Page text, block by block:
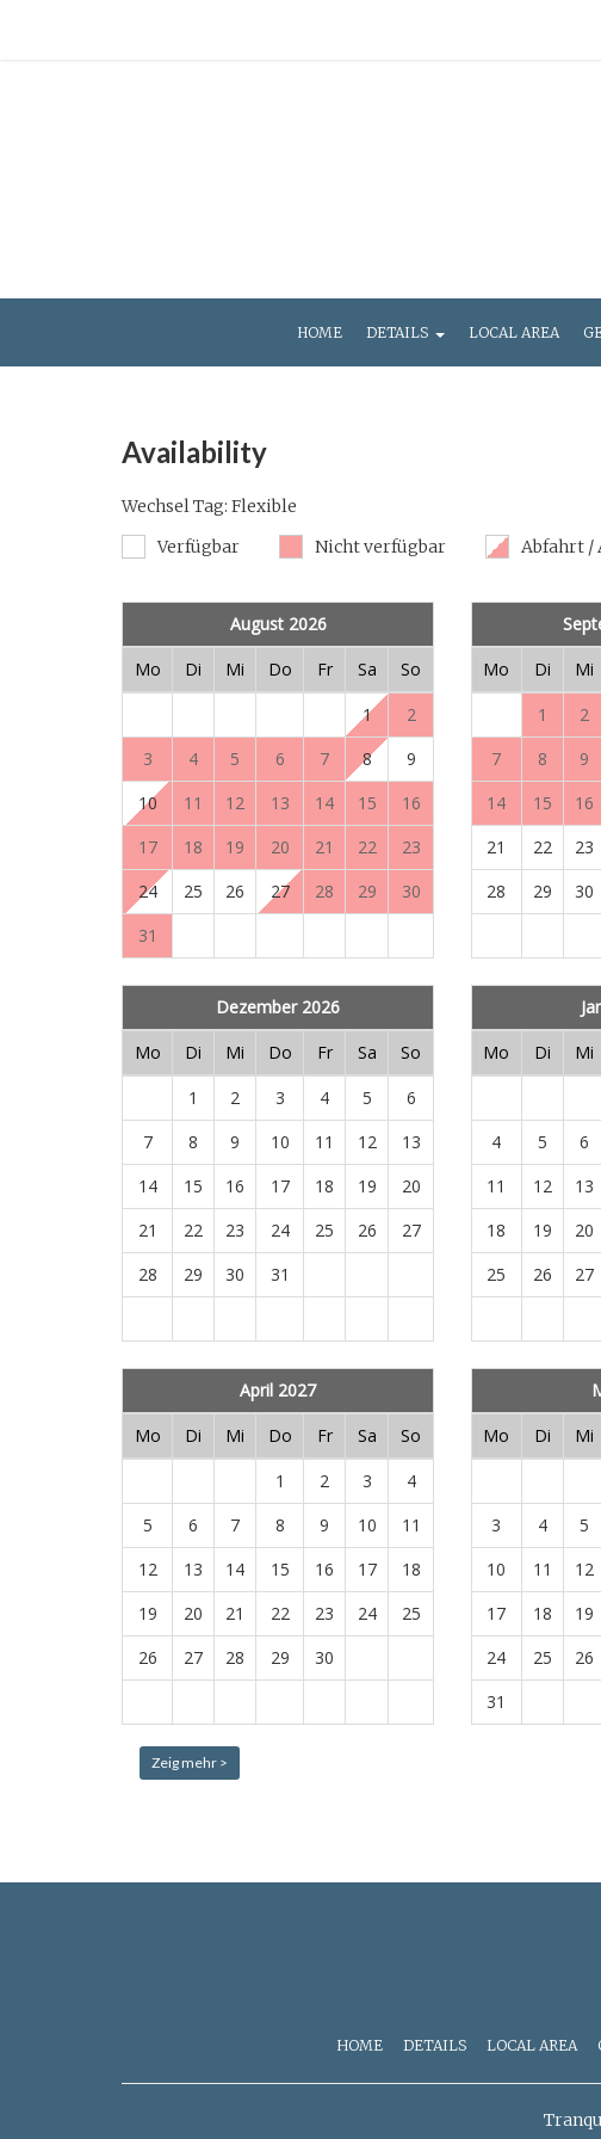
HOME DETAILS LOCAL AREA
Availability
Wechsel Tag: Flexible
Verfügbar
Nicht verfügbar Abfahrt /
August 2026
Mo
Di Mi Do Fr Sa
So
1
2
3
4 5 6 7 8
9
10
11 12 13 14 15
16
17
18 19 20 21 22
23
24
25 26 27 28 29
30
31
Mo
Di Mi
1
2
7
8 9
14
15 16
21
22 23
28
29 30
Dezember 2026
Mo
Di Mi Do Fr Sa
So
1
2 3 4 5
6
7
8 9 10 11 12
13
14
15 16 17 18 19
20
21
22 23 24 25 26
27
28
29 30 31
Mo
Di Mi
4
5 6
11
12 13
18
19 20
25
26 27
April 2027
Mo
Di Mi Do Fr Sa
So
1
2 3
4
5
6 7 8 9 10
11
12
13 14 15 16 17
18
19
20 21 22 23 24
25
26
27 28 29 30
Mo
Di Mi
3
4 5
10
11 12
17
18 19
24
25 26
31
Zeig mehr >
HOME DETAILS LOCAL AREA